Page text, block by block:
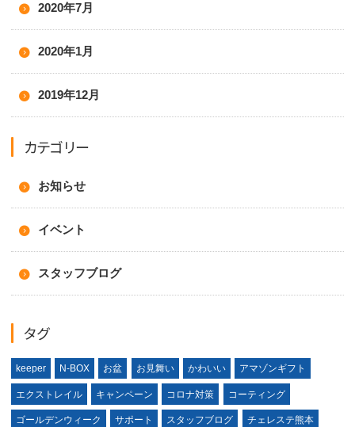
2020年7月
2020年1月
2019年12月
カテゴリー
お知らせ
イベント
スタッフブログ
タグ
keeper N-BOX お盆 お見舞い かわいい アマゾンギフト
エクストレイル キャンペーン コロナ対策 コーティング
ゴールデンウィーク サポート スタッフブログ チェレステ熊本